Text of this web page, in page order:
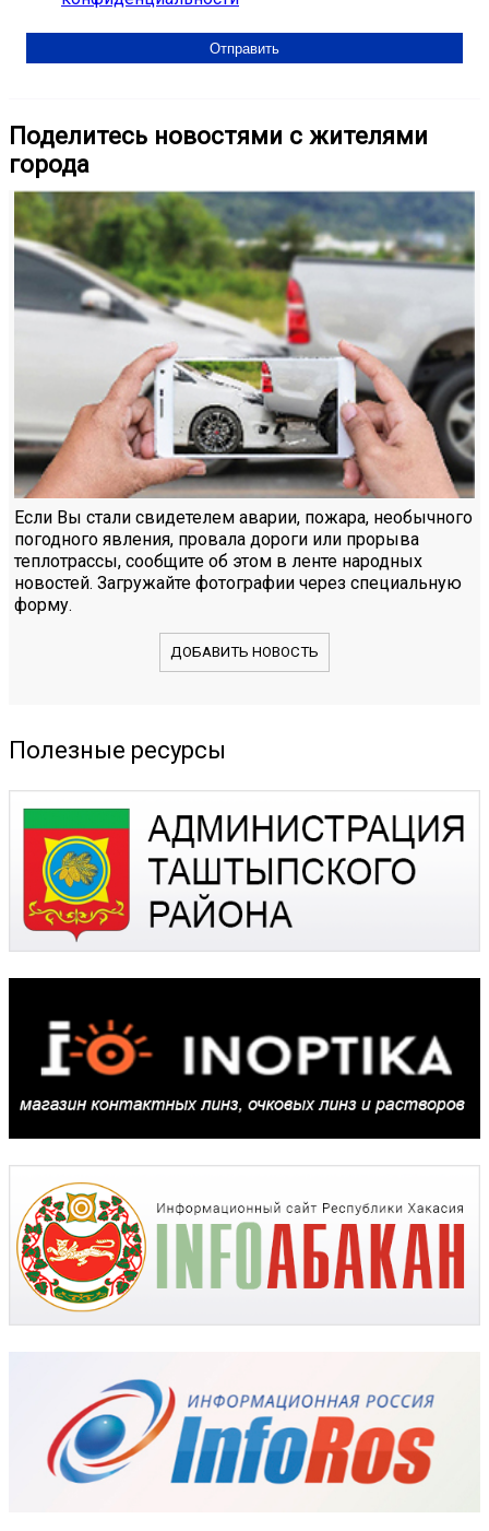
Поделитесь новостями с жителями
города
Если Вы стали свидетелем аварии, пожара, необычного
погодного явления, провала дороги или прорыва
теплотрассы, сообщите об этом в ленте народных
новостей. Загружайте фотографии через специальную
форму.
ДОБАВИТЬ НОВОСТЬ
Полезные ресурсы